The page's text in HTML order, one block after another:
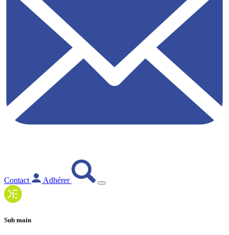
Contact Adhérer
Sub main